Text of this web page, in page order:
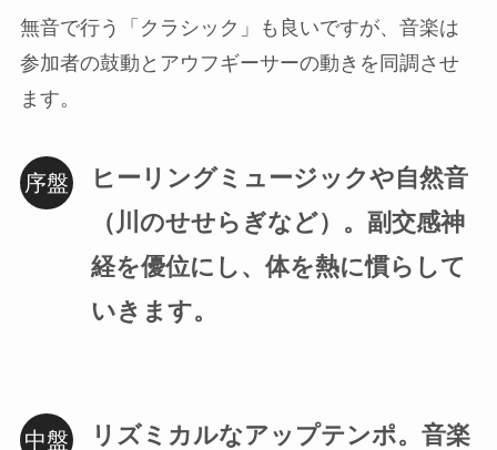
無音で行う「クラシック」も良いですが、音楽は
参加者の鼓動とアウフギーサーの動きを同調させ
ます。
ヒーリングミュージックや自然音
（川のせせらぎなど）。副交感神
経を優位にし、体を熱に慣らして
いきます。
リズミカルなアップテンポ。音楽